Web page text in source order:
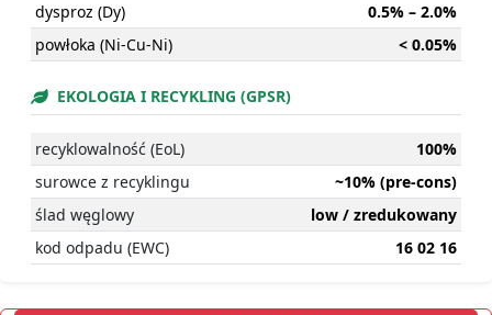
dysproz (Dy)
0.5% – 2.0%
powłoka (Ni-Cu-Ni)
< 0.05%
EKOLOGIA I RECYKLING (GPSR)
recyklowalność (EoL)
100%
surowce z recyklingu
~10% (pre-cons)
ślad węglowy
low / zredukowany
kod odpadu (EWC)
16 02 16